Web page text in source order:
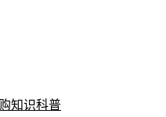
知识科普